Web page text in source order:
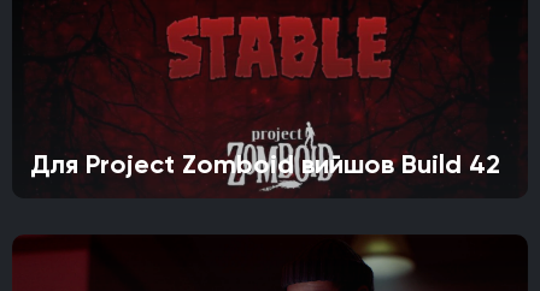
Для Project Zomboid вийшов Build 42